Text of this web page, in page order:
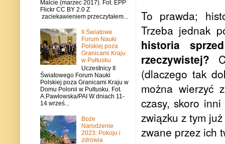
To prawda;
Trzeba jednak
historia
rzeczywistej?
(dlaczego tak
można wierzyć
czasy, skoro
związku z tym
zwane przez ich
Malcie (marzec 2017). Fot. EPP
Flickr CC BY 2.0 Z
zaciekawieniem przeczytałem...
II Światowe
Forum Nauki
Polskiej poza
Granicami Kraju
w Pułtusku
Uczestnicy II
Światowego Forum Nauki
Polskiej poza Granicami Kraju w
Domu Polonii w Pułtusku. Fot.
A.Pawłowska/PAI W dniach 11-
14 wrześ...
Boże
Narodzenie
2023: Pokoju i
zdrowia